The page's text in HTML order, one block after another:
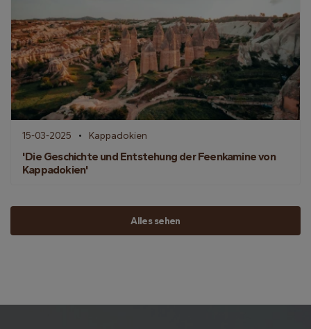
15-03-2025 Kappadokien
'Die Geschichte und Entstehung der Feenkamine von
Kappadokien'
Alles sehen